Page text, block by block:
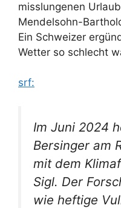
misslungenen
Mendelsohn-
Ein Schweizer
Wetter so schlecht
srf:
Im Juni 2024
Bersinger am
mit dem
Sigl. Der
wie heftige